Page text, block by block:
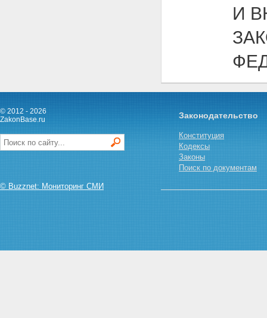
И
© 2012 - 2026
ZakonBase.ru
© Buzznet: Мониторинг СМИ
Законодательство
Конституция
Кодексы
Законы
Поиск по документам